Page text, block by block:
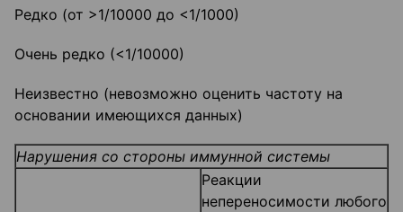
Редко (от >1/10000 до <1/1000)
Очень редко (<1/10000)
Неизвестно (невозможно оценить частоту на
основании имеющихся данных)
Нарушения со стороны иммунной системы
Реакции
непереносимости любого